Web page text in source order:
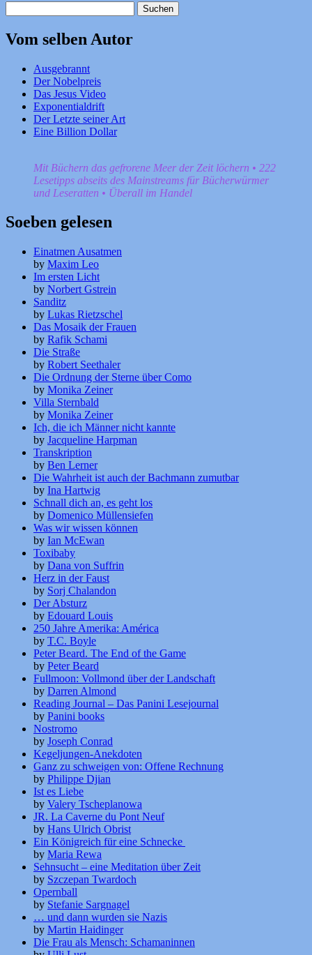
nach:
Vom selben Autor
Ausgebrannt
Der Nobelpreis
Das Jesus Video
Exponentialdrift
Der Letzte seiner Art
Eine Billion Dollar
Mit Büchern das gefrorene Meer der Zeit löchern • 222
Lesetipps abseits des Mainstreams für Bücherwürmer
und Leseratten • Überall im Handel
Soeben gelesen
Einatmen Ausatmen
by Maxim Leo
Im ersten Licht
by Norbert Gstrein
Sanditz
by Lukas Rietzschel
Das Mosaik der Frauen
by Rafik Schami
Die Straße
by Robert Seethaler
Die Ordnung der Sterne über Como
by Monika Zeiner
Villa Sternbald
by Monika Zeiner
Ich, die ich Männer nicht kannte
by Jacqueline Harpman
Transkription
by Ben Lerner
Die Wahrheit ist auch der Bachmann zumutbar
by Ina Hartwig
Schnall dich an, es geht los
by Domenico Müllensiefen
Was wir wissen können
by Ian McEwan
Toxibaby
by Dana von Suffrin
Herz in der Faust
by Sorj Chalandon
Der Absturz
by Edouard Louis
250 Jahre Amerika: América
by T.C. Boyle
Peter Beard. The End of the Game
by Peter Beard
Fullmoon: Vollmond über der Landschaft
by Darren Almond
Reading Journal – Das Panini Lesejournal
by Panini books
Nostromo
by Joseph Conrad
Kegeljungen-Anekdoten
Ganz zu schweigen von: Offene Rechnung
by Philippe Djian
Ist es Liebe
by Valery Tscheplanowa
JR. La Caverne du Pont Neuf
by Hans Ulrich Obrist
Ein Königreich für eine Schnecke
by Maria Rewa
Sehnsucht – eine Meditation über Zeit
by Szczepan Twardoch
Opernball
by Stefanie Sargnagel
… und dann wurden sie Nazis
by Martin Haidinger
Die Frau als Mensch: Schamaninnen